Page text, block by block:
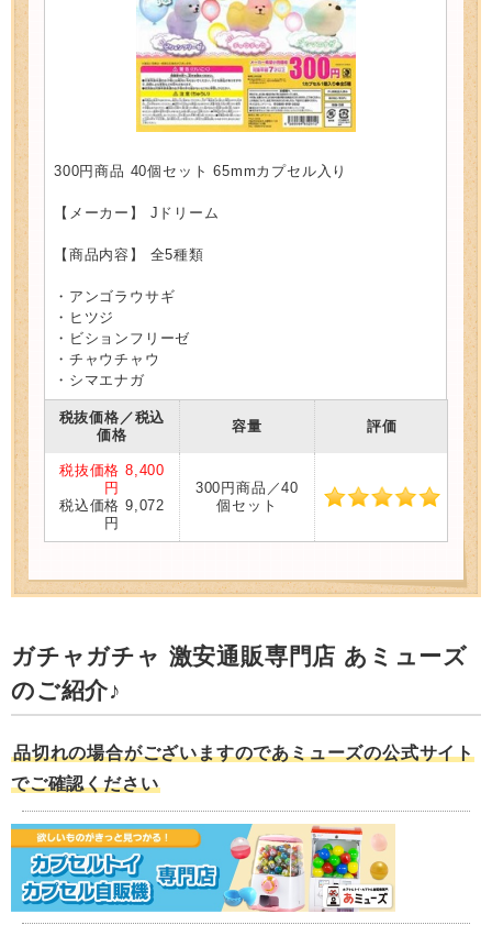
300円商品 40個セット 65mmカプセル入り
【メーカー】 Jドリーム
【商品内容】 全5種類
・アンゴラウサギ
・ヒツジ
・ビションフリーゼ
・チャウチャウ
・シマエナガ
税抜価格／税込
価格
容量 評価
税抜価格 8,400
円
税込価格 9,072
円
300円商品／40
個セット
ガチャガチャ 激安通販専門店 あミューズ
のご紹介♪
品切れの場合がございますのであミューズの公式サイト
でご確認ください